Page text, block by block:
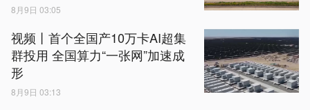
8月9日 03:05
视频丨首个全国产10万卡AI超集
群投用 全国算力“一张网”加速成
形
8月9日 03:13